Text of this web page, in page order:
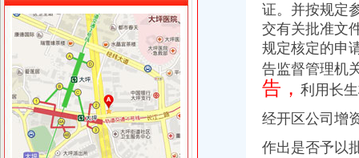
重庆伟尚科技发展有限公司 渝高100万 （工商注册）
重庆泰盛贷款咨询有限公司 渝高 （工商注册）
重庆晒微科技有限公司 渝南3万 （工商注册）
重庆欧氏科技发展有限公司 渝九50万 （进出口权）
重庆雷森堡网络科技有限公司 渝北10万 （工商注册）
重庆斯苔登托生物科技有限公司 渝南10万 （工商注册）
重庆鑫聚建筑设备租赁有限公司 渝巴3万 （工商注册）
重庆凯誉网络通信技术工程有限公司 渝中300万 （工商变更）
重庆康洋机电有限公司 渝九30万 （进出口权）
黄桷垭
黄桷垭老街改造动工南山别墅配套升级（组图）-导购-重庆乐居网
黄桷垭老街年底翻新还是“老味道”_房产资讯-重庆房天下
这里是黄桷垭带你品尝重庆老街的味道__中国青年网
【黄桷垭三室两卫|重庆二手房】-重庆房天下
重庆黄桷垭油画村优秀作品展举行-七一网
南山公司增资
证。并按规定
交有关批准文
规定核定的申
告监督管理机
告， 利用长
经开区公司增
作出是否予以